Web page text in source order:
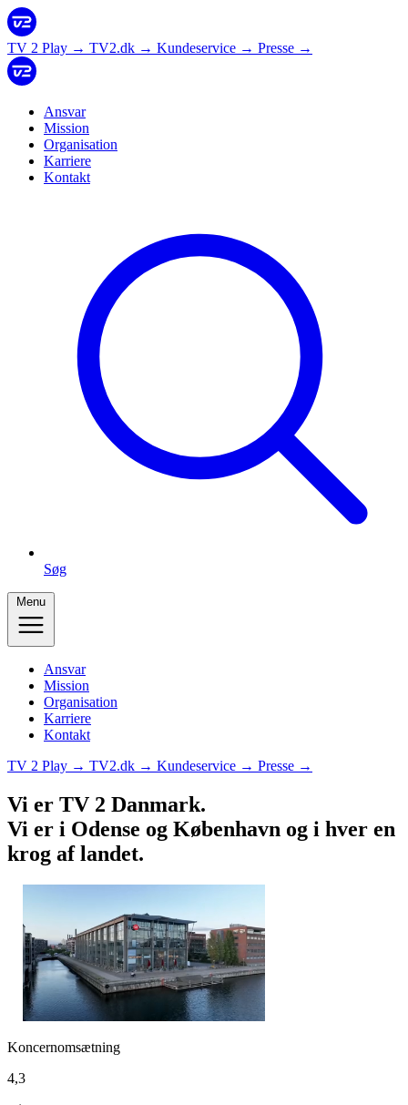
TV 2 Play → TV2.dk → Kundeservice → Presse →
Ansvar
Mission
Organisation
Karriere
Kontakt
Søg
Menu
Ansvar
Mission
Organisation
Karriere
Kontakt
TV 2 Play → TV2.dk → Kundeservice → Presse →
Vi er TV 2 Danmark.
Vi er i Odense og København og i hver en
krog af landet.
Koncernomsætning
4,3